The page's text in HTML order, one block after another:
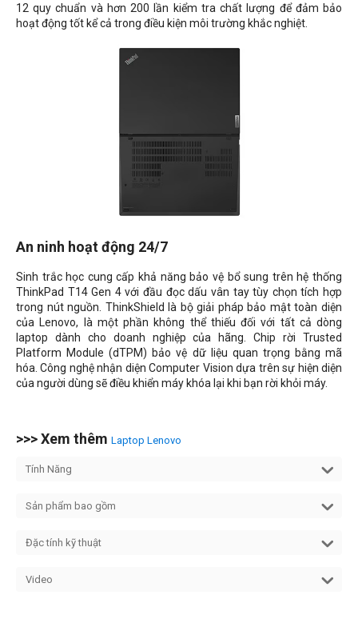
12 quy chuẩn và hơn 200 lần kiểm tra chất lượng để đảm bảo
hoạt động tốt kể cả trong điều kiện môi trường khắc nghiệt.
An ninh hoạt động 24/7
Sinh trắc học cung cấp khả năng bảo vệ bổ sung trên hệ thống
ThinkPad T14 Gen 4 với đầu đọc dấu vân tay tùy chọn tích hợp
trong nút nguồn. ThinkShield là bộ giải pháp bảo mật toàn diện
của Lenovo, là một phần không thể thiếu đối với tất cả dòng
laptop dành cho doanh nghiệp của hãng. Chip rời Trusted
Platform Module (dTPM) bảo vệ dữ liệu quan trọng bằng mã
hóa. Công nghệ nhận diện Computer Vision dựa trên sự hiện diện
của người dùng sẽ điều khiển máy khóa lại khi bạn rời khỏi máy.
>>> Xem thêm Laptop Lenovo
Tính Năng
Sản phẩm bao gồm
Đặc tính kỹ thuật
Video